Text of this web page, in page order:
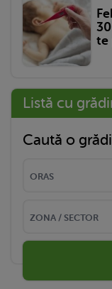
te
Listă cu
Caută o